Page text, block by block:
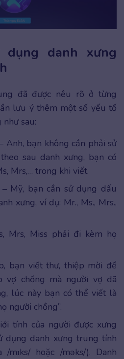
danh xưng
đã được nêu rõ ở từng
lưu ý thêm một số yếu tố
sau:
Anh, bạn không cần phải sử
sau danh xưng, bạn có
Mrs,… trong khi viết.
Mỹ, bạn cần sử dụng dấu
xưng, ví dụ: Mr., Ms., Mrs.,
Mrs, Miss phải đi kèm họ
bạn viết thư, thiệp mời để
vợ chồng mà người vợ đã
lúc này bạn có thể viết là
người chồng”.
tính của người được xưng
dụng danh xưng trung tính
mɪks/ hoặc /məks/). Danh